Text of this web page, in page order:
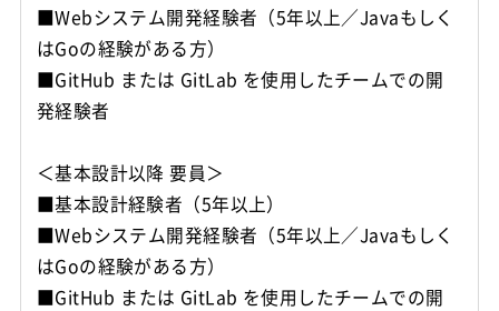
■Webシステム開発経験者（5年以上／Javaもしく
はGoの経験がある方）
■GitHub または GitLab を使用したチームでの開
発経験者
＜基本設計以降 要員＞
■基本設計経験者（5年以上）
■Webシステム開発経験者（5年以上／Javaもしく
はGoの経験がある方）
■GitHub または GitLab を使用したチームでの開